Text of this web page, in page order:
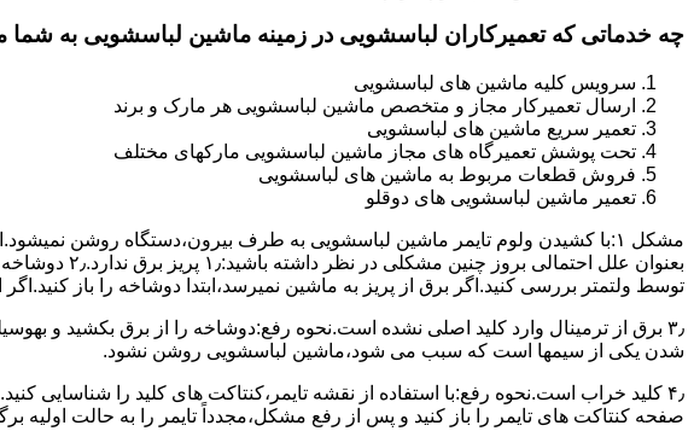
چه خدماتی که تعمیرکاران لباسشویی در زمینه ماشین لباسشویی به شما
سرویس کلیه ماشین های لباسشویی
ارسال تعمیرکار مجاز و متخصص ماشین لباسشویی هر مارک و برند
تعمیر سریع ماشین های لباسشویی
تحت پوشش تعمیرگاه های مجاز ماشین لباسشویی مارکهای مختلف
فروش قطعات مربوط به ماشین های لباسشویی
تعمیر ماشین لباسشویی های دوقلو
مشکل ۱:ﺑﺎ ﮐﺸﯿﺪن وﻟﻮم ﺗﺎﯾﻤﺮ ماشین لباسشویی به طرف ﺑﯿﺮون،دستگاه روﺷﻦ
بعنوان ﻋﻠﻞ
ﺗﻮﺳﻂ ولتمتر بررسی ﮐﻨﯿﺪ.اﮔﺮ ﺑﺮق از ﭘﺮﯾﺰ ﺑﻪ ﻣﺎﺷﯿﻦ نمیرسد،اﺑﺘﺪا دوشاخه را باز
۳٫ ﺑﺮق از ﺗﺮﻣﯿﻨﺎل وارد ﮐﻠﯿﺪ اﺻﻠﯽ ﻧﺸﺪه است.نحوه رﻓﻊ:دوشاخه را از ﺑﺮق بکشید و
شدن ﯾﮑﯽ از سیمها است که سبب می شود،ﻣﺎﺷﯿﻦ لباسشویی روﺷﻦ نشود.
۴٫ ﮐﻠﯿﺪ ﺧﺮاب اﺳﺖ.نحوه رفع:ﺑﺎ اﺳﺘﻔﺎده از ﻧﻘﺸﻪ ﺗﺎﯾﻤﺮ،ﮐﻨﺘﺎﮐﺖ ﻫﺎی ﮐﻠﯿﺪ را
ﺻﻔﺤﻪ ﮐﻨﺘﺎﮐﺖ ﻫﺎی ﺗﺎﯾﻤﺮ را باز کنید و ﭘﺲ از رﻓﻊ مشکل،مجدداً ﺗﺎﯾﻤﺮ را به حالت اوﻟﯿﻪ